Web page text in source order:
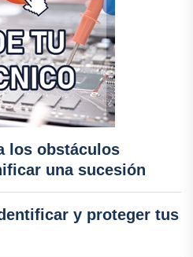
los obstáculos
una sucesión
y proteger tus